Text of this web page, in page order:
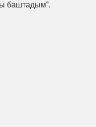
баштадым”.